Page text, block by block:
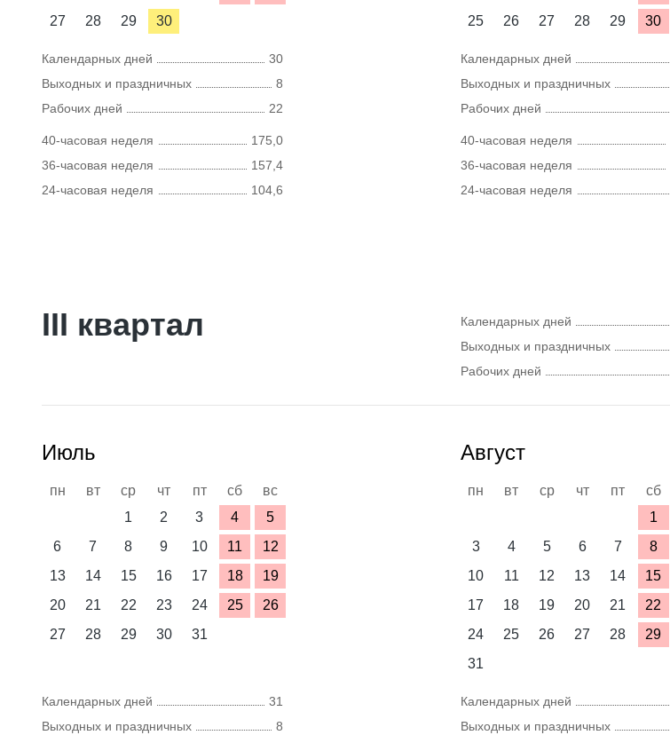
27
28 29 30
Календарных дней
30
Выходных и праздничных
8
Рабочих дней
22
40-часовая неделя
175,0
36-часовая неделя
157,4
24-часовая неделя
104,6
25
26 27 28 29 30
Календарных дней
Выходных и праздничных
Рабочих дней
40-часовая неделя
36-часовая неделя
24-часовая неделя
III квартал Календарных дней
Выходных и праздничных
Рабочих дней
Июль
пн вт ср чт пт сб
вс
1
2 3 4
5
6
7 8 9 10 11
12
13
14 15 16 17 18
19
20
21 22 23 24 25
26
27
28 29 30 31
Календарных дней
31
Выходных и праздничных
8
Август
пн вт ср чт пт сб
1
3
4 5 6 7 8
10
11 12 13 14 15
17
18 19 20 21 22
24
25 26 27 28 29
31
Календарных дней
Выходных и праздничных